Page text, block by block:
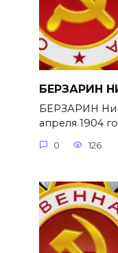
БЕРЗАРИН
БЕРЗАРИН
апреля 1904
0 126